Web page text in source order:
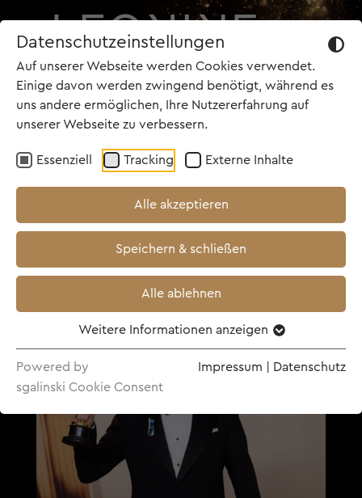
Datenschutzeinstellungen
Auf unserer Webseite werden Cookies verwendet.
Einige davon werden zwingend benötigt, während es
uns andere ermöglichen, Ihre Nutzererfahrung auf
unserer Webseite zu verbessern.
Essenziell Tracking Externe Inhalte
Alle akzeptieren
Speichern & schließen
Alle ablehnen
Weitere Informationen anzeigen
Powered by
sgalinski Cookie Consent
Impressum Datenschutz
TOP NEWS
Oscar®-Auszeichnung für
KONKLAVE